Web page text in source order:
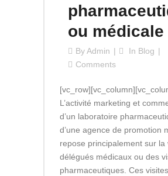
ou médicale
ByAdmin In Blog
Comments
L’activité marketing et
d’un laboratoire
d’une agence de promotion
repose principalement sur la
délégués médicaux ou des
pharmaceutiques. Ces